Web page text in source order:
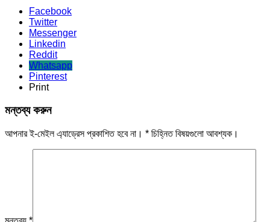
Facebook
Twitter
Messenger
Linkedin
Reddit
Whatsapp
Pinterest
Print
মন্তব্য করুন
আপনার ই-মেইল এ্যাড্রেস প্রকাশিত হবে না। * চিহ্নিত বিষয়গুলো আবশ্যক।